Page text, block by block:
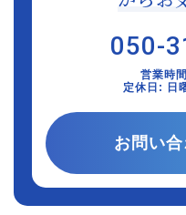
050-
営業時
定休日: 日
お問い